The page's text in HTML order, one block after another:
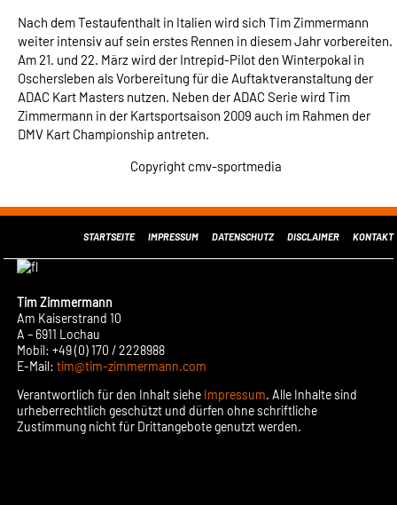
Nach dem Testaufenthalt in Italien wird sich Tim Zimmermann
weiter intensiv auf sein erstes Rennen in diesem Jahr vorbereiten.
Am 21. und 22. März wird der Intrepid-Pilot den Winterpokal in
Oschersleben als Vorbereitung für die Auftaktveranstaltung der
ADAC Kart Masters nutzen. Neben der ADAC Serie wird Tim
Zimmermann in der Kartsportsaison 2009 auch im Rahmen der
DMV Kart Championship antreten.
Copyright cmv-sportmedia
KONTAKT
DISCLAIMER
DATENSCHUTZ
IMPRESSUM
STARTSEITE
Tim Zimmermann
Am Kaiserstrand 10
A – 6911 Lochau
Mobil: +49 (0) 170 / 2228988
E-Mail:tim@tim-zimmermann.com
Verantwortlich für den Inhalt siehe Impressum. Alle Inhalte sind
urheberrechtlich geschützt und dürfen ohne schriftliche
Zustimmung nicht für Drittangebote genutzt werden.